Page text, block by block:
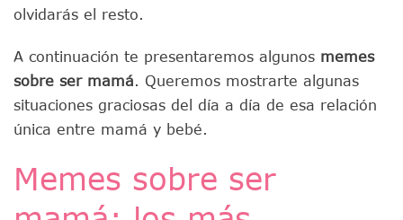
olvidarás el resto.
A continuación te presentaremos algunos memes
sobre ser mamá. Queremos mostrarte algunas
situaciones graciosas del día a día de esa relación
única entre mamá y bebé.
Memes sobre ser